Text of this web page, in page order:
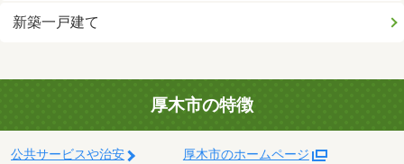
新築一戸建て
厚木市の特徴
公共サービスや治安 厚木市のホームページ